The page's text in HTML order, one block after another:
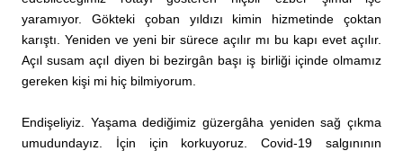
yaramıyor. Gökteki çoban yıldızı kimin hizmetinde çoktan
karıştı. Yeniden ve yeni bir sürece açılır mı bu kapı evet açılır.
Açıl susam açıl diyen bi bezirgân başı iş birliği içinde olmamız
gereken kişi mi hiç bilmiyorum.
Endişeliyiz. Yaşama dediğimiz güzergâha yeniden sağ çıkma
umudundayız. İçin için korkuyoruz. Covid-19 salgınının